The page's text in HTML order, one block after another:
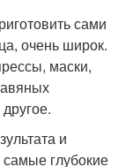
сами
очень широк.
маски,
и
самые глубокие